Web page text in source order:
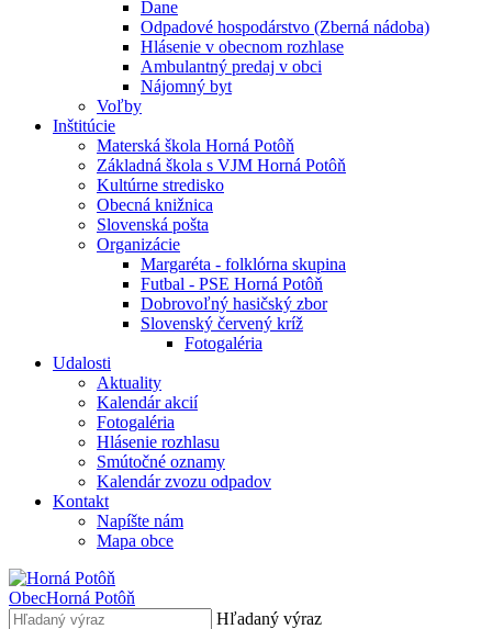
Dane
Odpadové hospodárstvo (Zberná nádoba)
Hlásenie v obecnom rozhlase
Ambulantný predaj v obci
Nájomný byt
Voľby
Inštitúcie
Materská škola Horná Potôň
Základná škola s VJM Horná Potôň
Kultúrne stredisko
Obecná knižnica
Slovenská pošta
Organizácie
Margaréta - folklórna skupina
Futbal - PSE Horná Potôň
Dobrovoľný hasičský zbor
Slovenský červený kríž
Fotogaléria
Udalosti
Aktuality
Kalendár akcií
Fotogaléria
Hlásenie rozhlasu
Smútočné oznamy
Kalendár zvozu odpadov
Kontakt
Napíšte nám
Mapa obce
ObecHorná Potôň
Hľadaný výraz